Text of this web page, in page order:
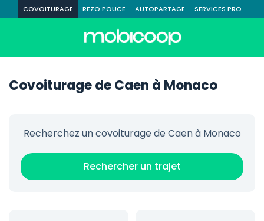
COVOITURAGE REZO POUCE AUTOPARTAGE SERVICES PRO
Covoiturage de Caen à Monaco
Recherchez un covoiturage de Caen à Monaco
Rechercher un trajet